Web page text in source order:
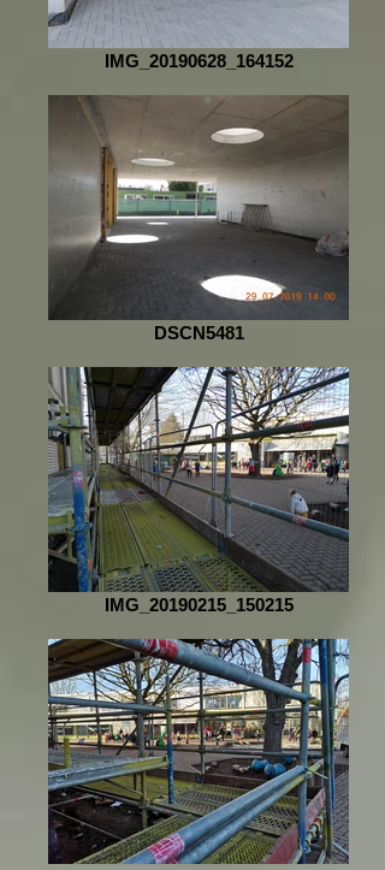
IMG_20190628_164152
DSCN5481
IMG_20190215_150215